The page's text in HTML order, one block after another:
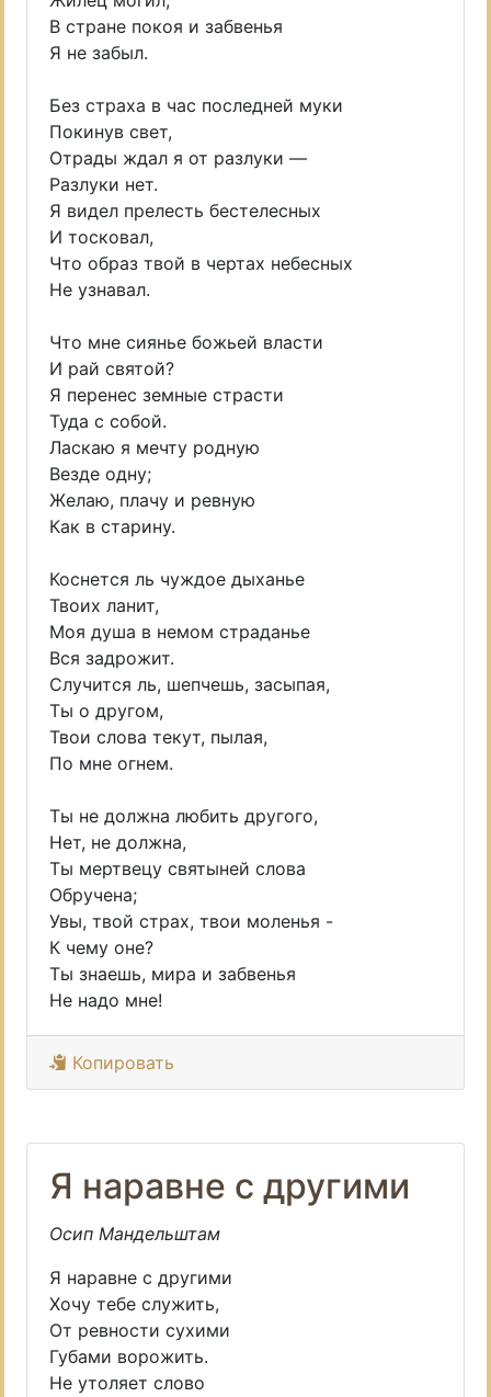
В стране покоя и забвенья
Я не забыл.
Без страха в час последней муки
Покинув свет,
Отрады ждал я от разлуки —
Разлуки нет.
Я видел прелесть бестелесных
И тосковал,
Что образ твой в чертах небесных
Не узнавал.
Что мне сиянье божьей власти
И рай святой?
Я перенес земные страсти
Туда с собой.
Ласкаю я мечту родную
Везде одну;
Желаю, плачу и ревную
Как в старину.
Коснется ль чуждое дыханье
Твоих ланит,
Моя душа в немом страданье
Вся задрожит.
Случится ль, шепчешь, засыпая,
Ты о другом,
Твои слова текут, пылая,
По мне огнем.
Ты не должна любить другого,
Нет, не должна,
Ты мертвецу святыней слова
Обручена;
Увы, твой страх, твои моленья -
К чему оне?
Ты знаешь, мира и забвенья
Не надо мне!
Копировать
Я наравне с другими
Осип Мандельштам
Я наравне с другими
Хочу тебе служить,
От ревности сухими
Губами ворожить.
Не утоляет слово